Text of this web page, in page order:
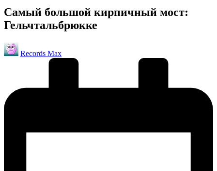
Самый большой кирпичный мост:
Гельчтальбрюкке
Запись
от
Records Max